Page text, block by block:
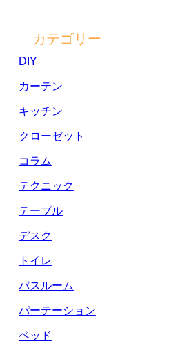
カテゴリー
DIY
カーテン
キッチン
クローゼット
コラム
テクニック
テーブル
デスク
トイレ
バスルーム
パーテーション
ベッド